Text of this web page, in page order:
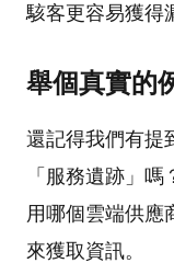
駭客更容易獲得
舉個真實的
還記得我們有提
「服務遺跡」
用哪個雲端供應
來獲取資訊。